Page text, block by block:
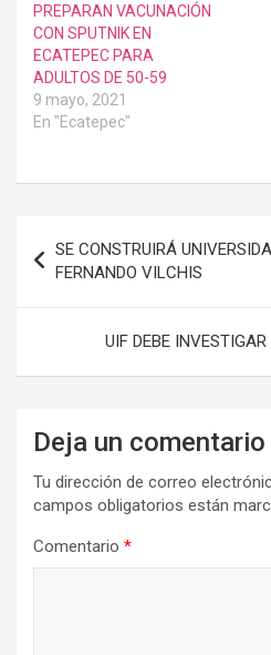
PREPARAN VACUNACIÓN
CON SPUTNIK EN
ECATEPEC PARA
ADULTOS DE 50-59
9 mayo, 2021
En "Ecatepec"
de
entradas
SE CONSTRUIRÁ
FERNANDO VILCHIS
UIF DEBE
Deja un comentario
Tu dirección de correo
campos obligatorios están
Comentario *